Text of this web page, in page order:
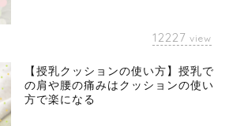
12227 view
【授乳クッションの使い方】授乳で
の肩や腰の痛みはクッションの使い
方で楽になる